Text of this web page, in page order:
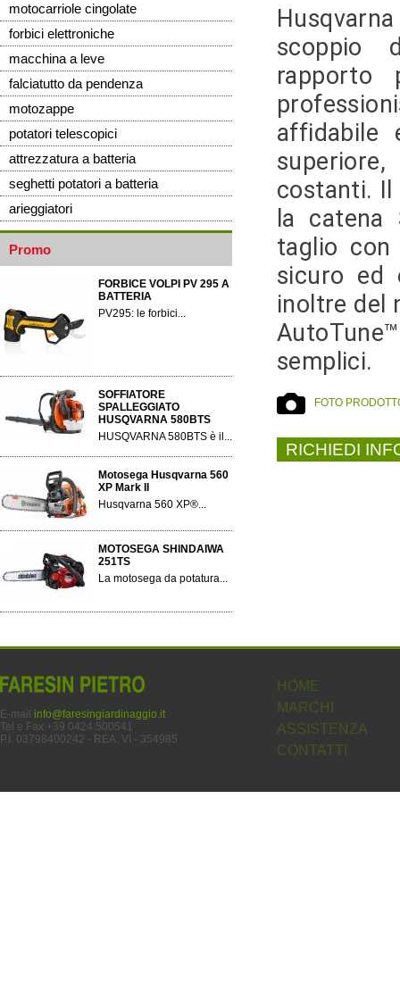
motocarriole cingolate
forbici elettroniche
macchina a leve
falciatutto da pendenza
motozappe
potatori telescopici
attrezzatura a batteria
seghetti potatori a batteria
arieggiatori
Promo
FORBICE VOLPI PV 295 A
BATTERIA
PV295: le forbici...
SOFFIATORE
SPALLEGGIATO
HUSQVARNA 580BTS
HUSQVARNA 580BTS è il...
Motosega Husqvarna 560
XP Mark II
Husqvarna 560 XP®...
MOTOSEGA SHINDAIWA
251TS
La motosega da potatura...
scoppio
rapporto
affidabile
costanti. Il
la catena
taglio con
sicuro ed
inoltre del
semplici.
FOTO
RICHIEDI
E-mail info@faresingiardinaggio.it
Tel e Fax +39 0424 500541
P.I. 03798400242 - REA: VI - 354985
HOME
MARCHI
ASSISTENZA
CONTATTI